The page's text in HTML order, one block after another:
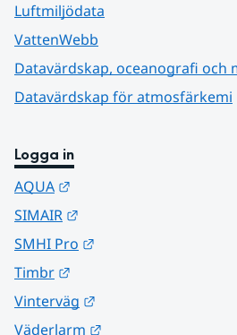
Luftmiljödata
VattenWebb
Datavärdskap, oceanografi och
Datavärdskap för atmosfärkemi
Logga in
AQUA
SIMAIR
SMHI Pro
Timbr
Vinterväg
Väderlarm